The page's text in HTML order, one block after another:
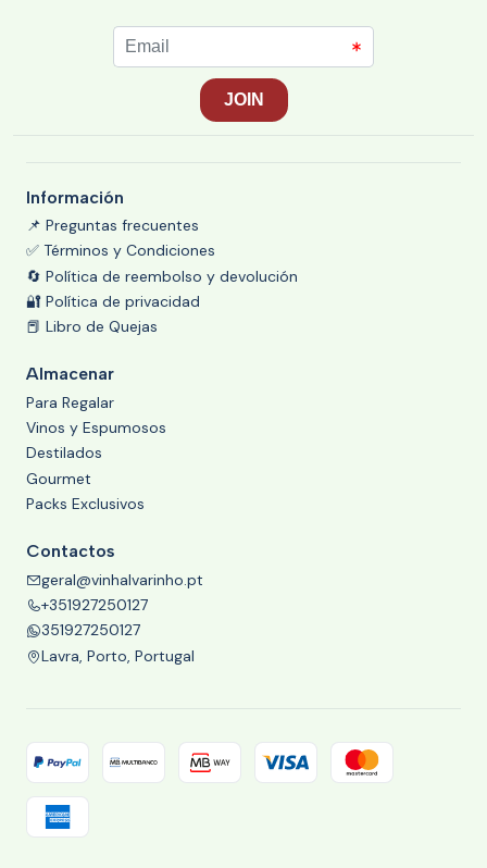
Información
📌 Preguntas frecuentes
✅ Términos y Condiciones
🔄 Política de reembolso y devolución
🔐 Política de privacidad
📕 Libro de Quejas
Almacenar
Para Regalar
Vinos y Espumosos
Destilados
Gourmet
Packs Exclusivos
Contactos
geral@vinhalvarinho.pt
+351927250127
351927250127
Lavra, Porto, Portugal